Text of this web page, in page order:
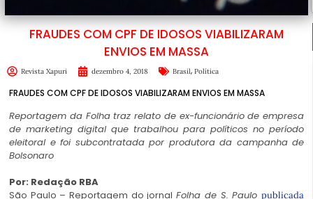
FRAUDES COM CPF DE IDOSOS VIABILIZARAM
ENVIOS EM MASSA
Revista Xapuri dezembro 4, 2018 Brasil, Política
FRAUDES COM CPF DE IDOSOS VIABILIZARAM ENVIOS EM MASSA
Reportagem da Folha traz relato de ex-funcionário de empresa
de marketing digital que trabalhou para políticos no período
eleitoral e foi subcontratada por produtora da campanha de
Bolsonaro
Por: Redação RBA
São Paulo – Reportagem do jornalFolha de S. Paulopublicada